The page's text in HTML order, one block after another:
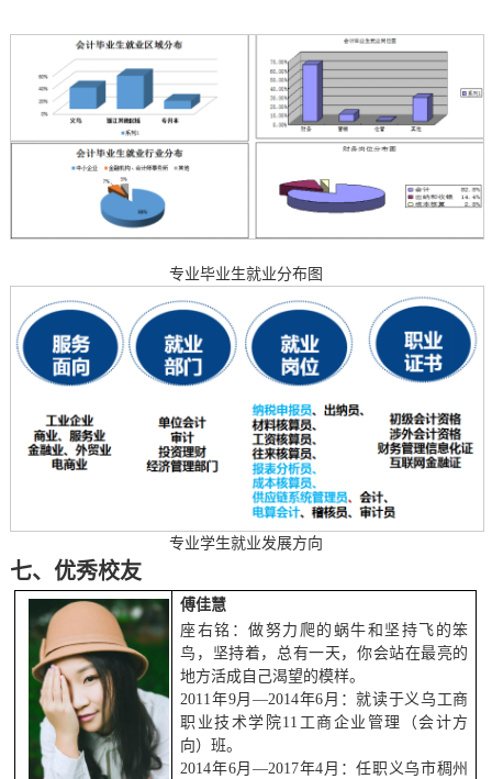
专业毕业生就业分布图
专业学生就业发展方向
七、优秀校友
傅佳慧
座右铭：做努力爬的蜗牛和坚持飞的笨
鸟，坚持着，总有一天，你会站在最亮的
地方活成自己渴望的模样。
2011年9月—2014年6月：就读于义乌工商
职业技术学院11工商企业管理（会计方
向）班。
2014年6月—2017年4月：任职义乌市稠州